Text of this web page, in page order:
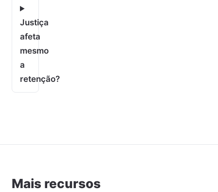
Justiça
afeta
mesmo
a
retenção?
Mais recursos